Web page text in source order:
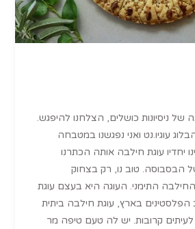
של ניסיונות כושלים, הצלחנו להיפגש.
עוגיו.נט ואני נפגשנו במטבחה
יחדיו עוגת חילבה אותה הכתרנו
הבסבוסה. טוב נו, רק בצחוק
התימני. העוגה היא בעצם עוגת
הפלסטינים בארץ, עוגת חילבה ביתית
קרובות. יש לה טעם טיפה מר